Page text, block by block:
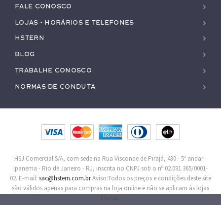
Fale conosco
Lojas - Horários e Telefones
HStern
Blog
Trabalhe conosco
Normas de Conduta
HSJ Comercial S/A, com sede na Rua Visconde de Pirajá, 490 - 5º andar -
Ipanema - Rio de Janeiro - RJ, inscrita no CNPJ sob o nº 02.091.365/0001-
02. E-mail: sac@hstern.com.brAviso:Todos os preços e condições deste site
são válidos apenas para compras na loja online e não se aplicam às lojas